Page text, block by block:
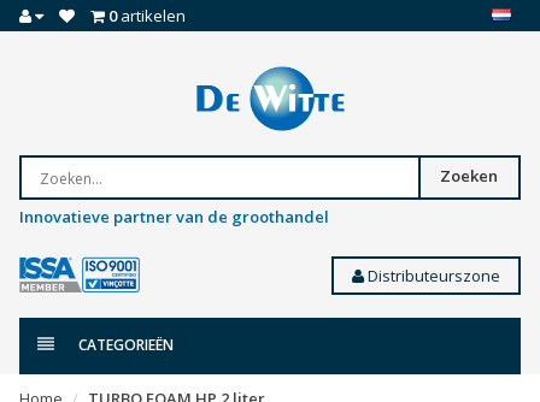
0artikelen
Zoeken
Innovatieve partner van de groothandel
Distributeurszone
CATEGORIEËN